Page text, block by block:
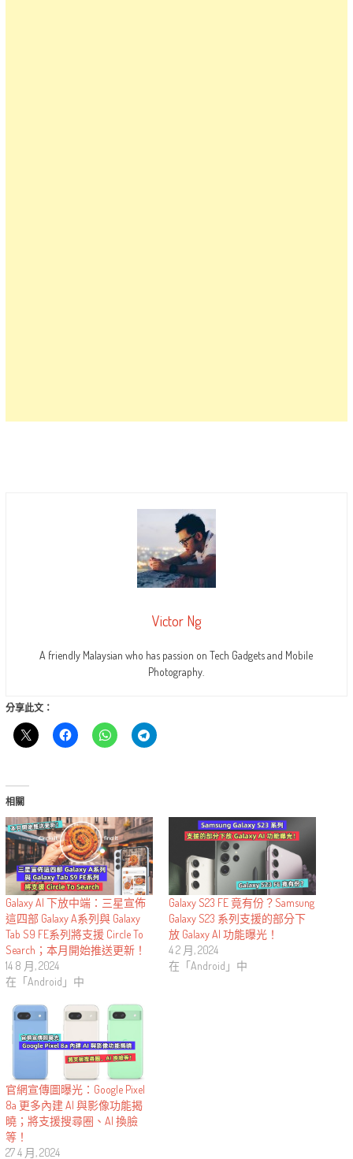
Victor Ng
A friendly Malaysian who has passion on Tech Gadgets and Mobile
Photography.
分享此文：
相關
Galaxy AI 下放中端：三星宣佈
這四部 Galaxy A系列與 Galaxy
Tab S9 FE系列將支援 Circle To
Search；本月開始推送更新！
14 8 月, 2024
在「Android」中
Galaxy S23 FE 竟有份？Samsung
Galaxy S23 系列支援的部分下
放 Galaxy AI 功能曝光！
4 2 月, 2024
在「Android」中
官網宣傳圖曝光：Google Pixel
8a 更多內建 AI 與影像功能揭
曉；將支援搜尋圈、AI 換臉
等！
27 4 月, 2024